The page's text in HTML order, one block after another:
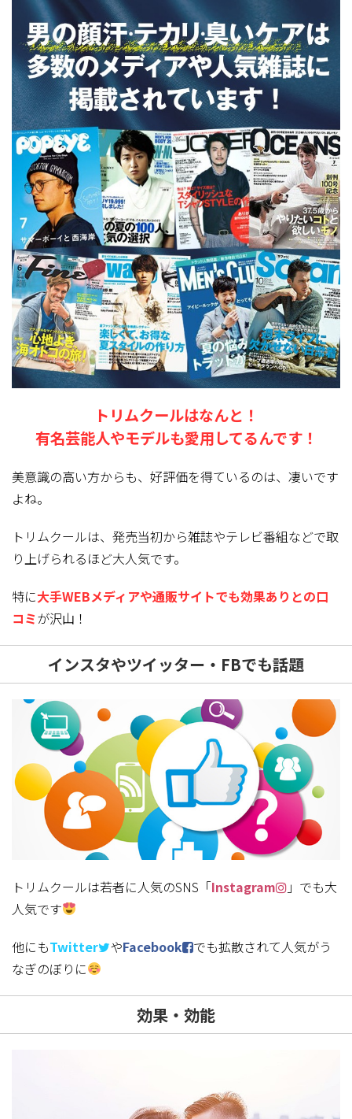
トリムクールはなんと！
有名芸能人やモデルも愛用してるんです！
美意識の高い方からも、好評価を得ているのは、凄いです
よね。
トリムクールは、発売当初から雑誌やテレビ番組などで取
り上げられるほど大人気です。
特に大手WEBメディアや通販サイトでも効果ありとの口
コミが沢山！
インスタやツイッター・FBでも話題
トリムクールは若者に人気のSNS「Instagram
」でも大
人気です
他にもTwitter やFacebook
でも拡散されて人気がう
なぎのぼりに
効果・効能